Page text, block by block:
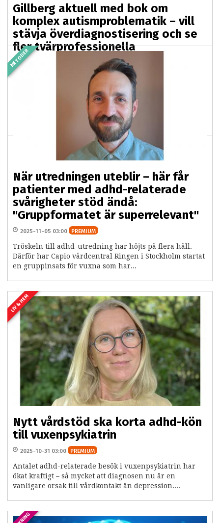
Gillberg aktuell med bok om
komplex autismproblematik – vill
stävja överdiagnostisering och se
fler tvärprofessionella
utredningsteam
PREMIUM
Den världsledande autismforskaren Christopher
Gillberg är aktuell med en ny bok som ska öka
precisionen i utredningarna, motverka en pågående
METODER
När utredningen uteblir – här får
patienter med adhd-relaterade
svårigheter stöd ändå:
"Gruppformatet är superrelevant"
2025-11-05 03:00 PREMIUM
Tröskeln till adhd-utredning har höjts på flera håll.
Därför har Capio vårdcentral Ringen i Stockholm startat
en gruppinsats för vuxna som har...
LIV & HEM
Nytt vårdstöd ska korta adhd-kön
till vuxenpsykiatrin
2025-10-31 03:00 PREMIUM
Antalet adhd-relaterade besök i vuxenpsykiatrin har
ökat kraftigt – så mycket att diagnosen nu är en
vanligare orsak till vårdkontakt än depression....